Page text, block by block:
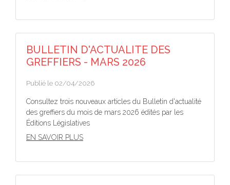
BULLETIN D'ACTUALITE DES
GREFFIERS - MARS 2026
Publié le 02/04/2026
Consultez trois nouveaux articles du Bulletin d'actualité
des greffiers du mois de mars 2026 édités par les
Éditions Législatives
EN SAVOIR PLUS